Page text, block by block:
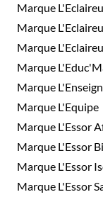
Marque
Marque
Marque
Marque
Marque
Marque L'Equipe
Marque L'Essor
Marque L'Essor
Marque L'Essor
Marque L'Essor